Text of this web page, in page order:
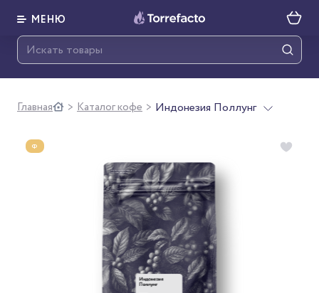
МЕНЮ
Главная > Каталог кофе > Индонезия Поллунг
Ф